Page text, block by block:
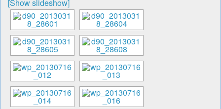
[Show slideshow]